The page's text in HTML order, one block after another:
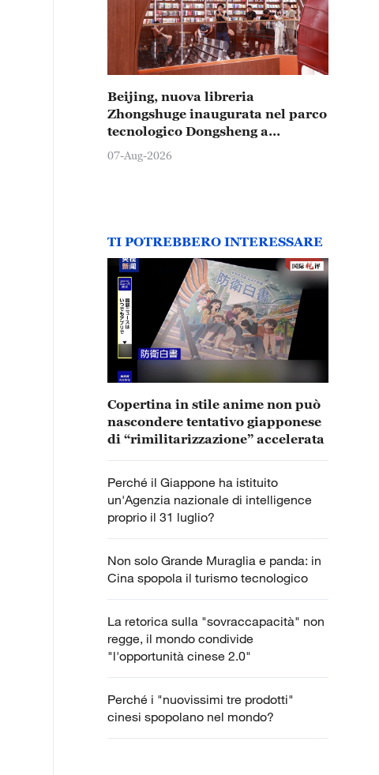
Beijing, nuova libreria
Zhongshuge inaugurata nel parco
tecnologico Dongsheng a
Zhongguancun
07-Aug-2026
TI POTREBBERO INTERESSARE
Copertina in stile anime non può
nascondere tentativo giapponese
di “rimilitarizzazione” accelerata
Perché il Giappone ha istituito
un'Agenzia nazionale di intelligence
proprio il 31 luglio?
Non solo Grande Muraglia e panda: in
Cina spopola il turismo tecnologico
La retorica sulla "sovraccapacità" non
regge, il mondo condivide
"l'opportunità cinese 2.0"
Perché i "nuovissimi tre prodotti"
cinesi spopolano nel mondo?